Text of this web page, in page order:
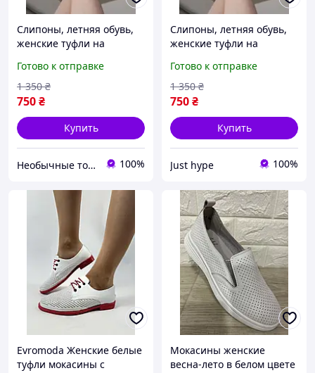
Слипоны, летняя обувь,
женские туфли на
мокасины размер 39,
белые Код 68-1004
Готово к отправке
750₴
1 350 ₴
Купить
Необычные товары 100%
Слипоны, летняя обувь,
женские туфли на
мокасины размер 39,
белые Код 68-1004
Готово к отправке
750₴
1 350 ₴
Купить
Just hype 100%
Evromoda Женские белые
туфли мокасины с
Мокасины женские
весна-лето в белом цвете